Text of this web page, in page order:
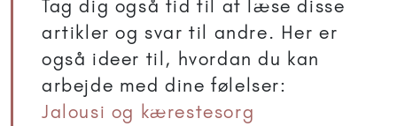
Tag dig også tid til at læse disse
artikler og svar til andre. Her er
også ideer til, hvordan du kan
arbejde med dine følelser:
Jalousi og kærestesorg